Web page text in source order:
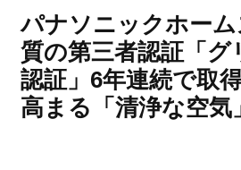
パナソニックホー
質の第三者認証「グ
認証」6年連続で取
高まる「清浄な空気